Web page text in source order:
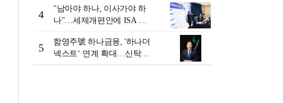
4
"남아야 하나, 이사가야 하
나"…세제개편안에 ISA 투
5
함영주號 하나금융, '하나더
넥스트‘ 연계 확대…신탁수
수료 2배 증가 효과 [금융 시